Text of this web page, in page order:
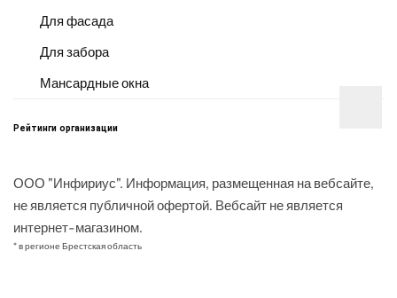
Для фасада
Для забора
Мансардные окна
Рейтинги организации
ООО "Инфириус". Информация, размещенная на вебсайте,
не является публичной офертой. Вебсайт не является
интернет-магазином.
* в регионе Брестская область